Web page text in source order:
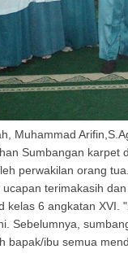
Muhammad
Sumbangan karpet
perwakilan orang
ucapan terimakasih
kelas 6 angkatan XVI.
Sebelumnya,
bapak/ibu semua